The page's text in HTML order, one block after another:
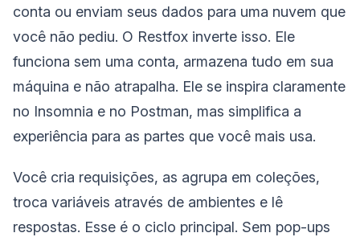
conta ou enviam seus dados para uma nuvem que
você não pediu. O Restfox inverte isso. Ele
funciona sem uma conta, armazena tudo em sua
máquina e não atrapalha. Ele se inspira claramente
no Insomnia e no Postman, mas simplifica a
experiência para as partes que você mais usa.
Você cria requisições, as agrupa em coleções,
troca variáveis através de ambientes e lê
respostas. Esse é o ciclo principal. Sem pop-ups